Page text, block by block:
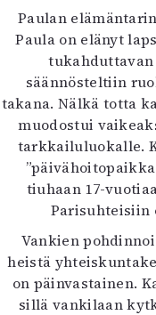
Paulan
Paula on elänyt
tukahduttavan
säännösteltiin
takana. Nälkä totta
muodostui
tarkkailuluokalle.
tiuhaan 17-
Parisuhteisiin
Vankien
heistä
on päinvastainen.
sillä vankilaan